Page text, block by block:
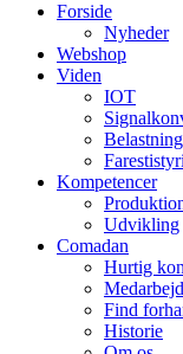
Forside
Nyheder
Webshop
Viden
IOT
Kompetencer
Udvikling
Comadan
Hurtig
Find
Historie